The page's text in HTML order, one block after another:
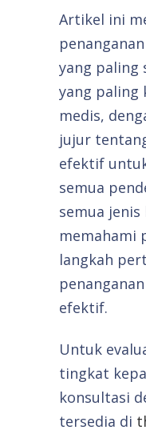
Artikel ini
yang paling
yang paling
medis,
jujur
efektif
semua
semua
memahami
langkah
efektif.
Untuk
tingkat
konsultasi
tersedia di